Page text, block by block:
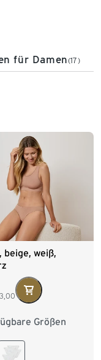
für Damen(17)
beige, weiß,
3,00
Größen
M 40/42